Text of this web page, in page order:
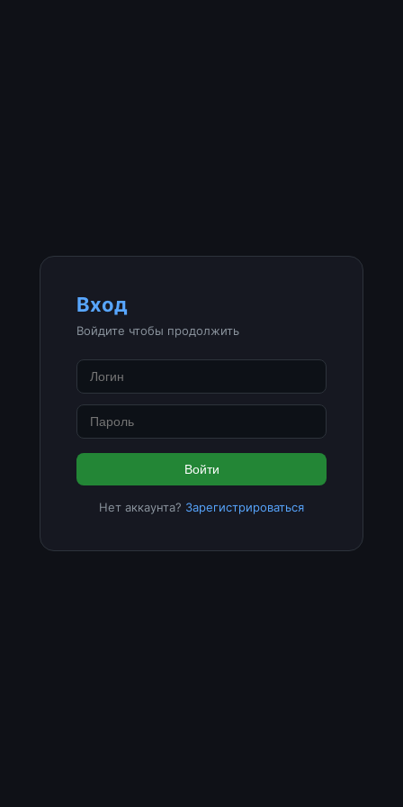
Вход
Войдите чтобы продолжить
Войти
Нет аккаунта? Зарегистрироваться